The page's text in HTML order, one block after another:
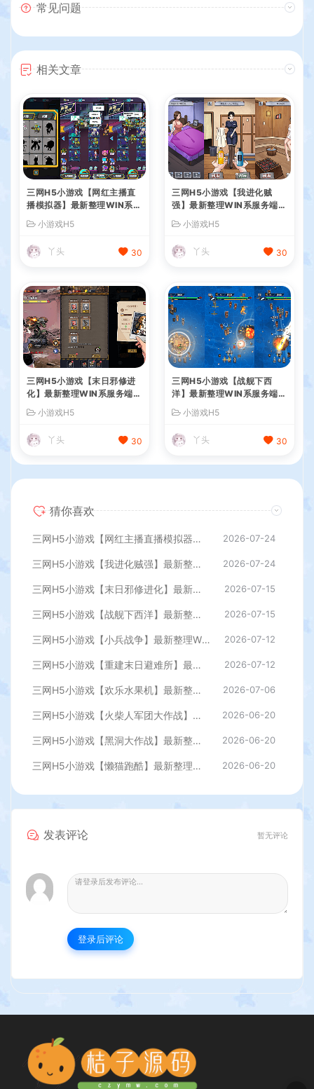
常见问题
相关文章
三网H5小游戏【网红主播直
播模拟器】最新整理WIN系服
务端+Linux手工服务端+详细
搭建教程
小游戏H5
丫头 30
三网H5小游戏【我进化贼
强】最新整理WIN系服务端+
Linux手工服务端+详细搭建
教程
小游戏H5
丫头 30
三网H5小游戏【末日邪修进
化】最新整理WIN系服务端+
教程
小游戏H5
丫头 30
三网H5小游戏【战舰下西
洋】最新整理WIN系服务端+
教程
小游戏H5
丫头 30
猜你喜欢
三网H5小游戏【网红主播直播模拟器】最新整理WIN系服务端+Linux手工服务端+详细搭建教程 2026-07-24
三网H5小游戏【我进化贼强】最新整理WIN系服务端+Linux手工服务端+详细搭建教程 2026-07-24
三网H5小游戏【末日邪修进化】最新整理WIN系服务端+Linux手工服务端+详细搭建教程 2026-07-15
三网H5小游戏【战舰下西洋】最新整理WIN系服务端+Linux手工服务端+详细搭建教程 2026-07-15
三网H5小游戏【小兵战争】最新整理WIN系服务端+Linux手工服务端+详细搭建教程 2026-07-12
三网H5小游戏【重建末日避难所】最新整理WIN系服务端+Linux手工服务端+详细搭建教程 2026-07-12
三网H5小游戏【欢乐水果机】最新整理WIN系服务端+Linux手工服务端+详细搭建教程 2026-07-06
三网H5小游戏【火柴人军团大作战】最新整理WIN系服务端+Linux手工服务端+详细搭建教程 2026-06-20
三网H5小游戏【黑洞大作战】最新整理WIN系服务端+Linux手工服务端+详细搭建教程 2026-06-20
三网H5小游戏【懒猫跑酷】最新整理WIN系服务端+Linux手工服务端+详细搭建教程 2026-06-20
发表评论 暂无评论
登录后评论